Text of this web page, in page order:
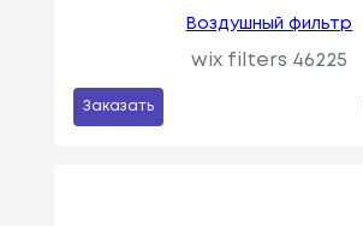
Воздушный фильтр
wix filters 46225
Заказать